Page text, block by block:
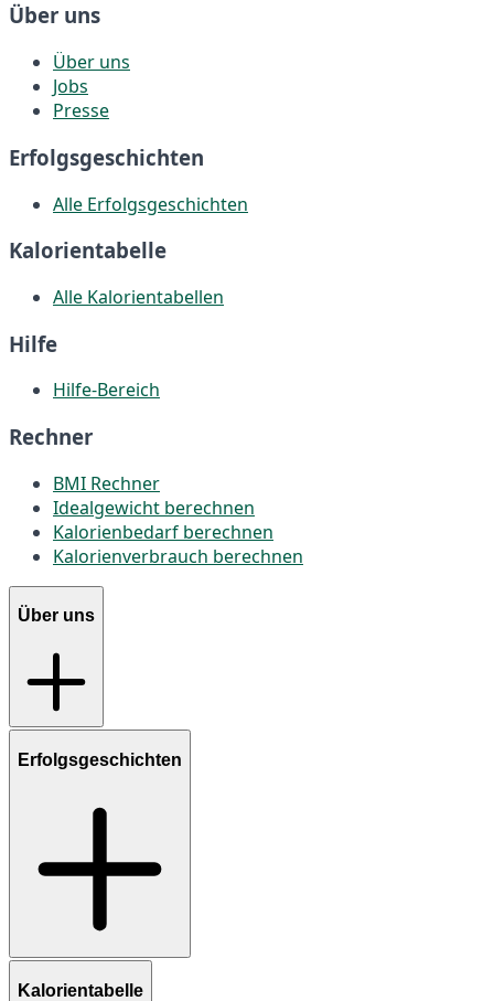
Über uns
Über uns
Jobs
Presse
Erfolgsgeschichten
Alle Erfolgsgeschichten
Kalorientabelle
Alle Kalorientabellen
Hilfe
Hilfe-Bereich
Rechner
BMI Rechner
Idealgewicht berechnen
Kalorienbedarf berechnen
Kalorienverbrauch berechnen
Über uns
Erfolgsgeschichten
Kalorientabelle